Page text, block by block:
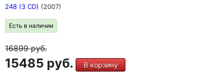
248 (3 CD) (2007)
Есть в наличии
16899руб.
15485 руб. В корзину